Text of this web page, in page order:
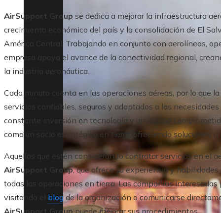
AirSupport Group se dedica a mejorar la infraestructura
crecimiento económico del país y la consolidación de El
América Central. Trabajando en conjunto con aerolíneas,
empresa apoya el avance de la conectividad regional,
la industria aeronáutica.
Cada minuto cuenta en las operaciones aéreas, por lo que
servicios confiables, seguros y adaptados a las
constante inversión en tecnología y un equipo
como un socio estratégico en tierra, ofreciendo soluciones
Aquellos que estén considerando contratar servicios en el
AirSupport Group, que ofrece su experiencia y
todas las operaciones en tierra. Las compañías
visitando el blog de la organización o comunicarse